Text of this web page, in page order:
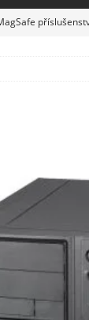
pec na pizzu
a růst krypto